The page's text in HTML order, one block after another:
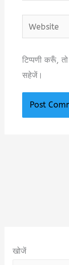
Website
टिप्पणी करूँ,
सहेजें।
खोजें